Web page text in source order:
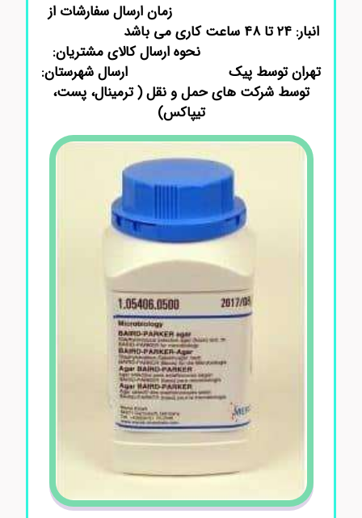
زمان ارسال سفارشات از
انبار: ۲۴ تا ۴۸ ساعت کاری می باشد
نحوه ارسال کالای مشتریان:
تهران توسط پیکارسال شهرستان:
توسط شرکت های حمل و نقل ( ترمینال، پست،
تیپاکس)